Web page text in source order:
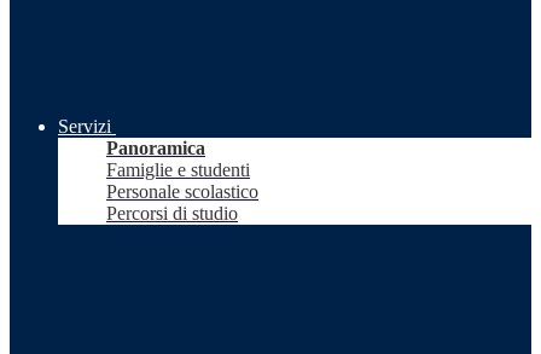
Servizi
Panoramica
Famiglie e studenti
Personale scolastico
Percorsi di studio